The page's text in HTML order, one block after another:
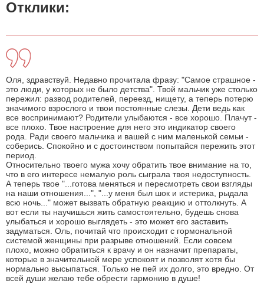
Отклики:
Оля, здравствуй. Недавно прочитала фразу: "Самое страшное -
это люди, у которых не было детства". Твой мальчик уже столько
пережил: развод родителей, переезд, нищету, а теперь потерю
значимого взрослого и твои постоянные слезы. Дети ведь как
все воспринимают? Родители улыбаются - все хорошо. Плачут -
все плохо. Твое настроение для него это индикатор своего
рода. Ради своего мальчика и вашей с ним маленькой семьи -
соберись. Спокойно и с достоинством попытайся пережить этот
период.
Относительно твоего мужа хочу обратить твое внимание на то,
что в его интересе немалую роль сыграла твоя недоступность.
А теперь твое "...готова меняться и пересмотреть свои взгляды
на наши отношения...", "...у меня был шок и истерика, рыдала
всю ночь..." может вызвать обратную реакцию и оттолкнуть. А
вот если ты научишься жить самостоятельно, будешь снова
улыбаться и хорошо выглядеть - это может его заставить
задуматься. Оль, почитай что происходит с гормональной
системой женщины при разрыве отношений. Если совсем
плохо, можно обратиться к врачу и он назначит препараты,
которые в значительной мере успокоят и позволят хотя бы
нормально высыпаться. Только не пей их долго, это вредно. От
всей души желаю тебе обрести гармонию в душе!